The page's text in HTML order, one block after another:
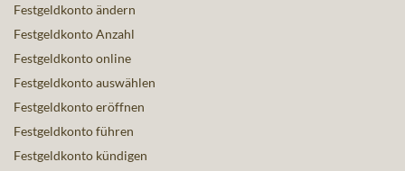
Festgeldkonto ändern
Festgeldkonto Anzahl
Festgeldkonto online
Festgeldkonto auswählen
Festgeldkonto eröffnen
Festgeldkonto führen
Festgeldkonto kündigen